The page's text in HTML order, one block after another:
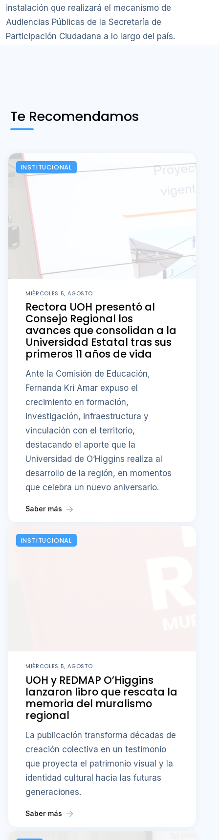
instalación que realizará el mecanismo de
Audiencias Públicas de la Secretaría de
Participación Ciudadana a lo largo del país.
Te Recomendamos
INSTITUCIONAL
MIÉRCOLES 5, AGOSTO
Rectora UOH presentó al
Consejo Regional los
avances que consolidan a la
Universidad Estatal tras sus
primeros 11 años de vida
Ante la Comisión de Educación,
Fernanda Kri Amar expuso el
crecimiento en formación,
investigación, infraestructura y
vinculación con el territorio,
destacando el aporte que la
Universidad de O’Higgins realiza al
desarrollo de la región, en momentos
que celebra un nuevo aniversario.
Saber más
INSTITUCIONAL
MIÉRCOLES 5, AGOSTO
UOH y REDMAP O’Higgins
lanzaron libro que rescata la
memoria del muralismo
regional
La publicación transforma décadas de
creación colectiva en un testimonio
que proyecta el patrimonio visual y la
identidad cultural hacia las futuras
generaciones.
Saber más